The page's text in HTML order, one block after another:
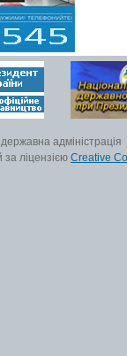
адміністрація
ліцензією Creative